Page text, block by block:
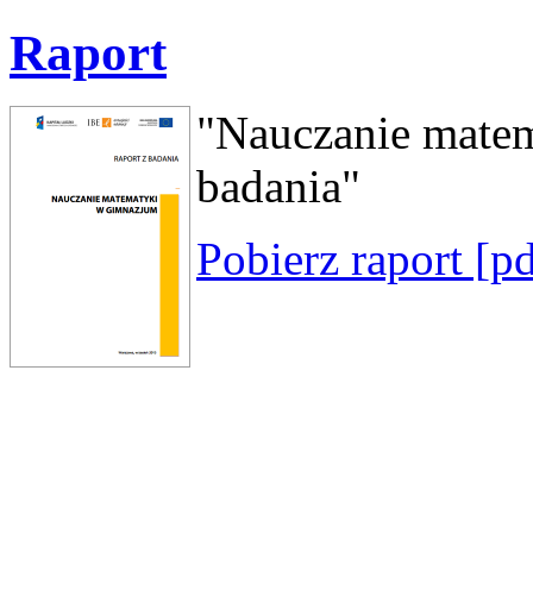
Raport
"Nauczanie
badania"
Pobierz raport